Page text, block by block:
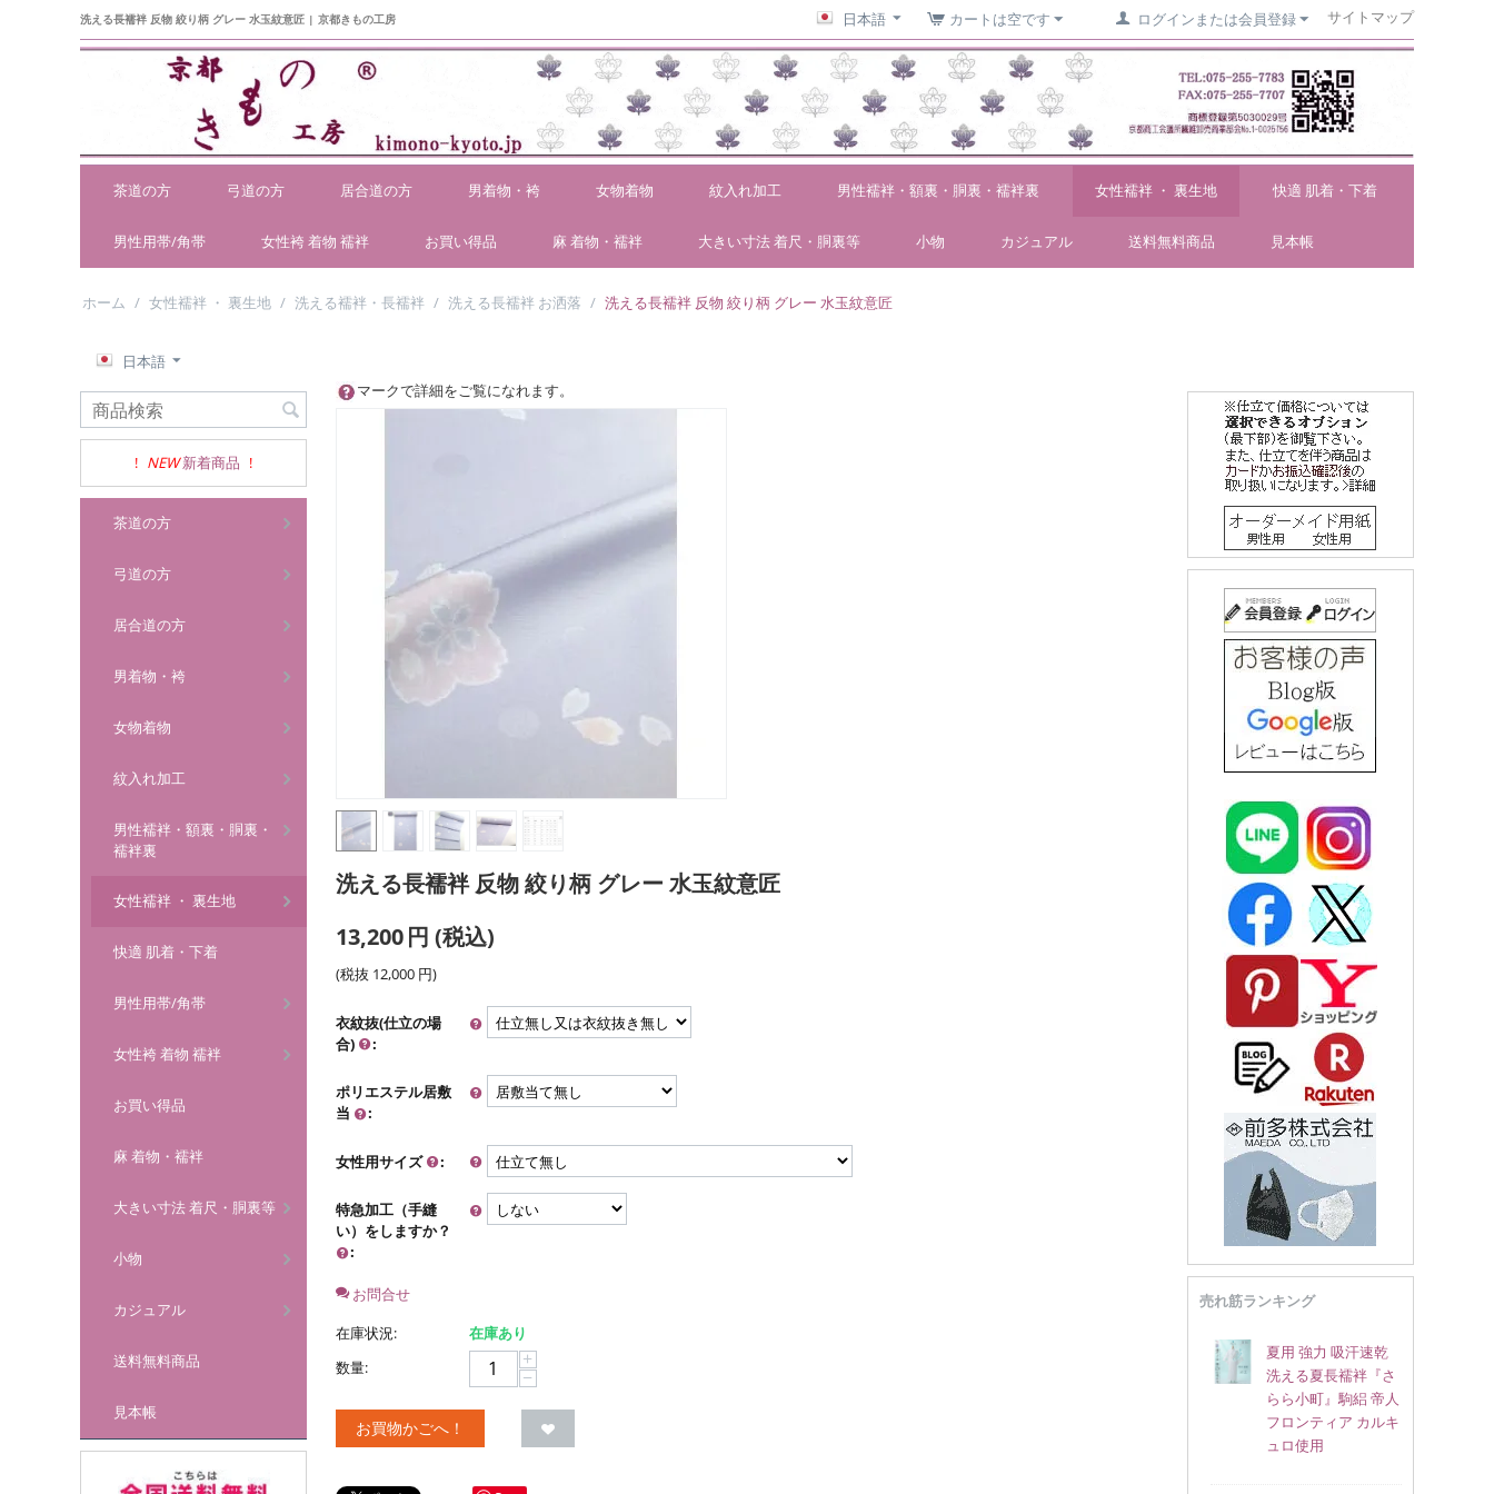
洗える長襦袢 反物 絞り柄 グレー 水玉紋意匠 | 京都きもの工房 サイトマップ
ログインまたは会員登録
カートは空です
日本語
茶道の方 弓道の方 居合道の方 男着物・袴 女物着物 紋入れ加工 男性襦袢・額裏・胴裏・襦袢裏 女性襦袢 ・ 裏生地 快適 肌着・下着
男性用帯/角帯 女性袴 着物 襦袢 お買い得品 麻 着物・襦袢 大きい寸法 着尺・胴裏等 小物 カジュアル 送料無料商品 見本帳
ホーム / 女性襦袢 ・ 裏生地 / 洗える襦袢・長襦袢 / 洗える長襦袢 お洒落 / 洗える長襦袢 反物 絞り柄 グレー 水玉紋意匠
日本語
! NEW 新着商品 !
茶道の方
弓道の方
居合道の方
男着物・袴
女物着物
紋入れ加工
男性襦袢・額裏・胴裏・
襦袢裏
女性襦袢 ・ 裏生地
快適 肌着・下着
男性用帯/角帯
女性袴 着物 襦袢
お買い得品
麻 着物・襦袢
大きい寸法 着尺・胴裏等
小物
カジュアル
送料無料商品
見本帳
マークで詳細をご覧になれます。
洗える長襦袢 反物 絞り柄 グレー 水玉紋意匠
13,200円 (税込)
(税抜 12,000 円)
衣紋抜(仕立の場
合)
:
ポリエステル居敷
当
:
女性用サイズ :
特急加工（手縫
い）をしますか？
:
お問合せ
在庫状況:
在庫あり
数量:
+
−
お買物かごへ！
売れ筋ランキング
夏用 強力 吸汗速乾
洗える夏長襦袢『さ
らら小町』駒絽 帝人
フロンティア カルキ
ュロ使用